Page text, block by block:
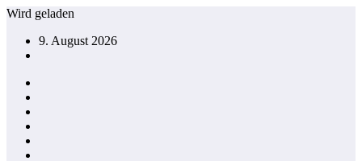
Zum
springen
Wird geladen
9. August 2026